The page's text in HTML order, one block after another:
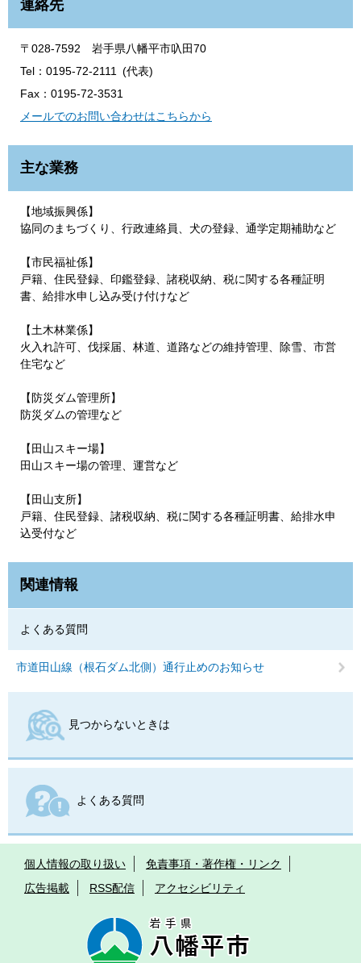
連絡先
〒028-7592 岩手県八幡平市叺田70
Tel：0195-72-2111
代表
Fax：0195-72-3531
メールでのお問い合わせはこちらから
主な業務
【地域振興係】
協同のまちづくり、行政連絡員、犬の登録、通学定期補助など
【市民福祉係】
戸籍、住民登録、印鑑登録、諸税収納、税に関する各種証明
書、給排水申し込み受け付けなど
【土木林業係】
火入れ許可、伐採届、林道、道路などの維持管理、除雪、市営
住宅など
【防災ダム管理所】
防災ダムの管理など
【田山スキー場】
田山スキー場の管理、運営など
【田山支所】
戸籍、住民登録、諸税収納、税に関する各種証明書、給排水申
込受付など
関連情報
よくある質問
市道田山線（根石ダム北側）通行止めのお知らせ
見つからないときは
よくある質問
個人情報の取り扱い
免責事項・著作権・リンク
広告掲載
RSS配信 アクセシビリティ